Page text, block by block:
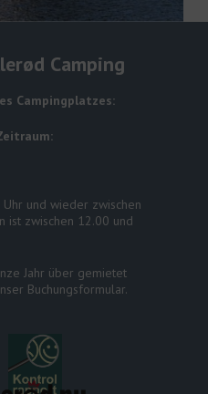
Camping
Campingplatzes:
und wieder zwischen
ist zwischen 12.00 und
Jahr über gemietet
Buchungsformular.